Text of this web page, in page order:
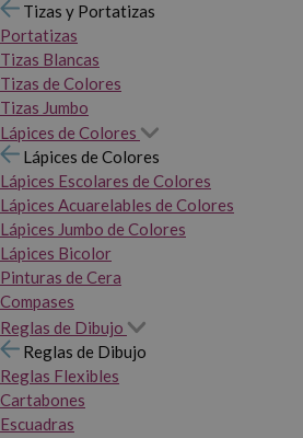
Tizas y Portatizas
Portatizas
Tizas Blancas
Tizas de Colores
Tizas Jumbo
Lápices de Colores
Lápices de Colores
Lápices Escolares de Colores
Lápices Acuarelables de Colores
Lápices Jumbo de Colores
Lápices Bicolor
Pinturas de Cera
Compases
Reglas de Dibujo
Reglas de Dibujo
Reglas Flexibles
Cartabones
Escuadras